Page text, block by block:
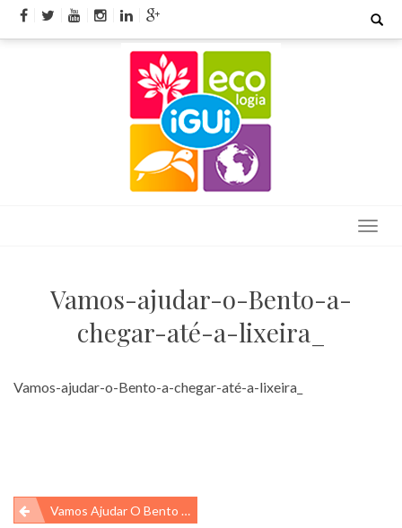
Skip
Search
Vamos-ajudar-o-Bento-a-
chegar-até-a-lixeira_
Vamos-ajudar-o-Bento-a-chegar-até-a-lixeira_
Navegação
Vamos Ajudar O Bento A Chegar Até A Lixeira?